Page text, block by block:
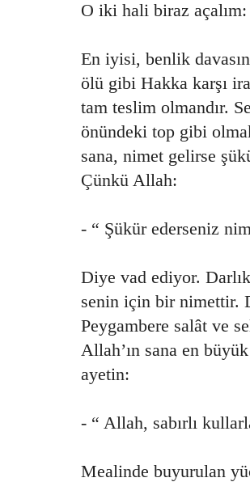
O iki hali biraz açalım:
En iyisi, benlik
ölü gibi Hakka karşı
tam teslim olmandır.
önündeki top gibi
sana, nimet gelirse
Çünkü Allah:
- “ Şükür ederseniz
Diye vad ediyor.
senin için bir nimettir.
Peygambere salât ve
Allah’ın sana en
ayetin:
- “ Allah, sabırlı
Mealinde buyurulan